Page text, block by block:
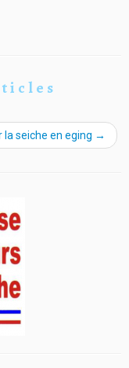
la seiche en eging →